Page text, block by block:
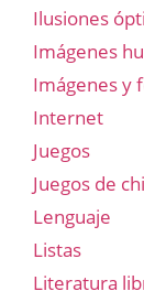
Ilusiones
Imágenes
Imágenes y
Internet
Juegos
Juegos de
Lenguaje
Listas
Literatura